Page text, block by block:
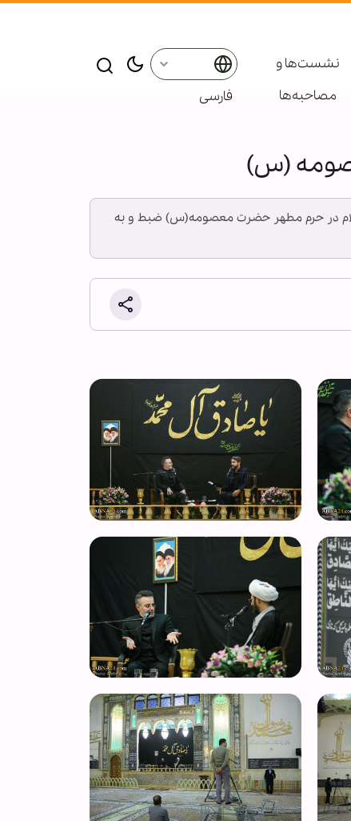
نشست‌ها و
مصاحبه‌ها
فارسی
(س)
در حرم مطهر حضرت معصومه(س) ضبط و به